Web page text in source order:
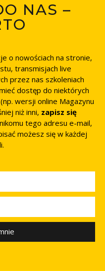
NAS –
o nowościach na stronie,
transmisjach live
przez nas szkoleniach
dostęp do niektórych
wersji online Magazynu
niż inni, zapisz się
tego adresu e-mail,
możesz się w każdej